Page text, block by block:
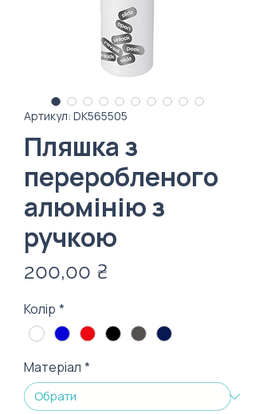
Артикул: DK565505
Пляшка з
переробленого
алюмінію з
ручкою
200,00 ₴
Колір *
Матеріал *